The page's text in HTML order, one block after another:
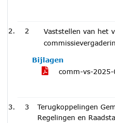
2
Vaststellen van het
Bijlagen
comm-vs-2025-
3
Terugkoppelingen
Regelingen en